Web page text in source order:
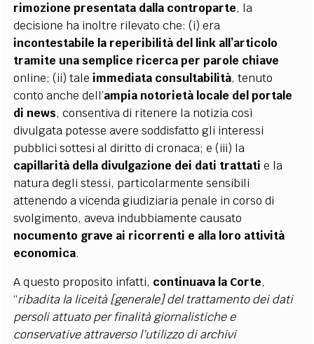
rimozione presentata dalla controparte, la
decisione ha inoltre rilevato che: (i) era
incontestabile la reperibilità del link all’articolo
tramite una semplice ricerca per parole chiave
online; (ii) tale immediata consultabilità, tenuto
conto anche dell’ampia notorietà locale del portale
di news, consentiva di ritenere la notizia così
divulgata potesse avere soddisfatto gli interessi
pubblici sottesi al diritto di cronaca; e (iii) la
capillarità della divulgazione dei dati trattati e la
natura degli stessi, particolarmente sensibili
attenendo a vicenda giudiziaria penale in corso di
svolgimento, aveva indubbiamente causato
nocumento grave ai ricorrenti e alla loro attività
economica.
A questo proposito infatti, continuava la Corte,
“ribadita la liceità [generale] del trattamento dei dati
persoli attuato per finalità giornalistiche e
conservative attraverso l’utilizzo di archivi